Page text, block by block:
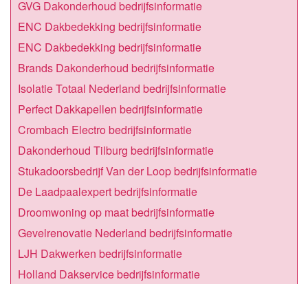
GVG Dakonderhoud bedrijfsinformatie
ENC Dakbedekking bedrijfsinformatie
ENC Dakbedekking bedrijfsinformatie
Brands Dakonderhoud bedrijfsinformatie
Isolatie Totaal Nederland bedrijfsinformatie
Perfect Dakkapellen bedrijfsinformatie
Crombach Electro bedrijfsinformatie
Dakonderhoud Tilburg bedrijfsinformatie
Stukadoorsbedrijf Van der Loop bedrijfsinformatie
De Laadpaalexpert bedrijfsinformatie
Droomwoning op maat bedrijfsinformatie
Gevelrenovatie Nederland bedrijfsinformatie
LJH Dakwerken bedrijfsinformatie
Holland Dakservice bedrijfsinformatie